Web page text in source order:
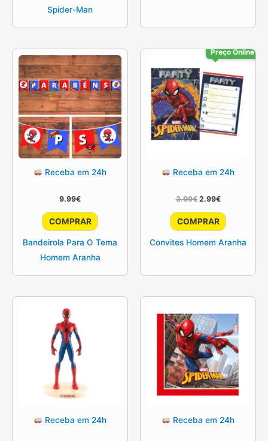
Spider-Man
Receba em 24h
9.99€
COMPRAR
Bandeirola Para O Tema
Homem Aranha
Preço Online
Receba em 24h
3.99€ O
original
era:
2.99€O
atual
é:
COMPRAR
Convites Homem Aranha
Receba em 24h Receba em 24h